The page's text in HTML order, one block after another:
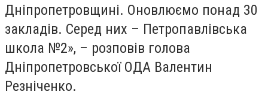
Дніпропетровщині. Оновлюємо понад 30
закладів. Серед них – Петропавлівська
школа №2», – розповів голова
Дніпропетровської ОДА Валентин
Резніченко.